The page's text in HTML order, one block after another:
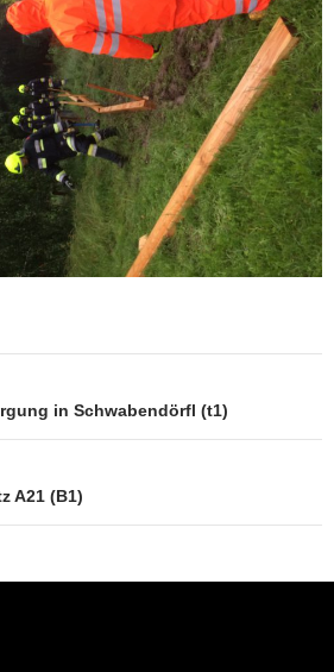
in Schwabendörfl (t1)
A21 (B1)